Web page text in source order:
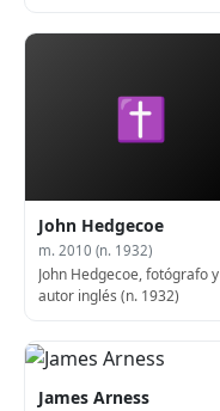
✝
John Hedgecoe
m. 2010 (n. 1932)
John Hedgecoe, fotógrafo y
autor inglés (n. 1932)
James Arness